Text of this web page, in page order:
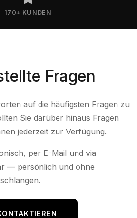
170+ KUNDEN
Fragen
auf die häufigsten Fragen zu
Sie darüber hinaus Fragen
jederzeit zur Verfügung.
per E-Mail und via
— persönlich und ohne